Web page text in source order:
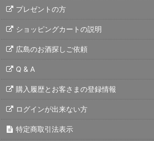
プレゼントの方
ショッピングカートの説明
広島のお酒探しご依頼
Q & A
購入履歴とお客さまの登録情報
ログインが出来ない方
特定商取引法表示